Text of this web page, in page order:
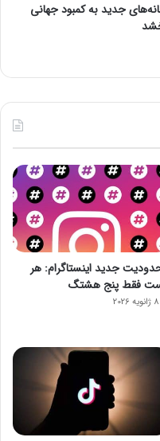
جدید به کمبود جهانی
جدید اینستاگرام: هر
فقط پنج هشتگ
8 ژانویه 2026